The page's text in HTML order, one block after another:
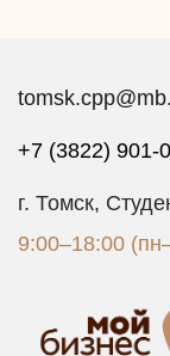
+7 (3822) 901-
г. Томск,
9:00–18:00